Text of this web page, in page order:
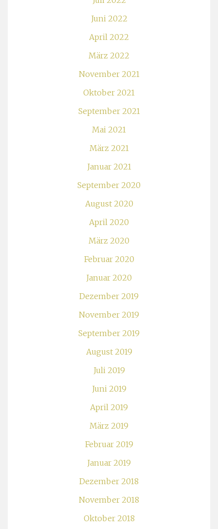
Juni 2022
April 2022
März 2022
November 2021
Oktober 2021
September 2021
Mai 2021
März 2021
Januar 2021
September 2020
August 2020
April 2020
März 2020
Februar 2020
Januar 2020
Dezember 2019
November 2019
September 2019
August 2019
Juli 2019
Juni 2019
April 2019
März 2019
Februar 2019
Januar 2019
Dezember 2018
November 2018
Oktober 2018